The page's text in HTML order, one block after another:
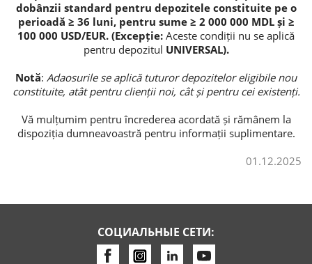
dobânzii standard pentru depozitele constituite pe o
perioadă ≥ 36 luni, pentru sume ≥ 2 000 000 MDL și ≥
100 000 USD/EUR. (Excepție: Aceste condiții nu se aplică
pentru depozitul UNIVERSAL).
Notă: Adaosurile se aplică tuturor depozitelor eligibile nou
constituite, atât pentru clienții noi, cât și pentru cei existenți.
Vă mulțumim pentru încrederea acordată și rămânem la
dispoziția dumneavoastră pentru informații suplimentare.
01.12.2025
СОЦИАЛЬНЫЕ СЕТИ: